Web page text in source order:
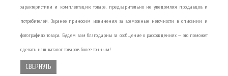
характеристики и комплектацию товара, предварительно не уведомляя продавцов и
потребителей. Заранее приносим извинения за возможные неточности в описании и
фотографиях товара. Будем вам благодарны за сообщение о расхождениях — это поможет
сделать наш каталог товаров более точным!
СВЕРНУТЬ